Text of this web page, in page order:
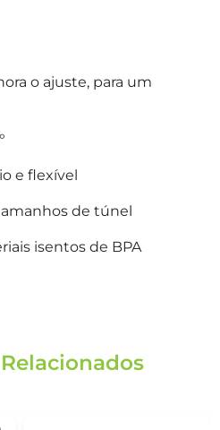
o ajuste, para um
e flexível
de túnel
isentos de BPA